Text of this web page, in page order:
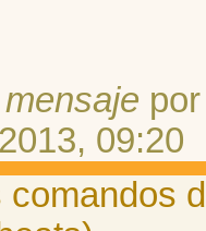
09:20
comandos